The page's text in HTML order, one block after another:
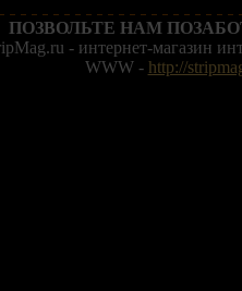
ПОЗВОЛЬТЕ НАМ
- интернет-магазин
WWW - http://